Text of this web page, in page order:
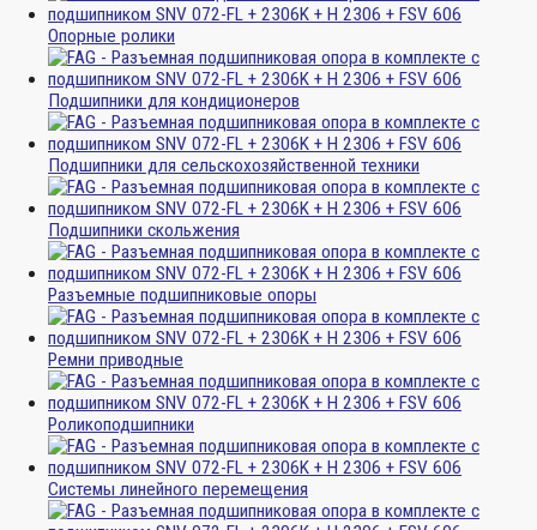
Опорные ролики
Подшипники для кондиционеров
Подшипники для сельскохозяйственной техники
Подшипники скольжения
Разъемные подшипниковые опоры
Ремни приводные
Роликоподшипники
Системы линейного перемещения